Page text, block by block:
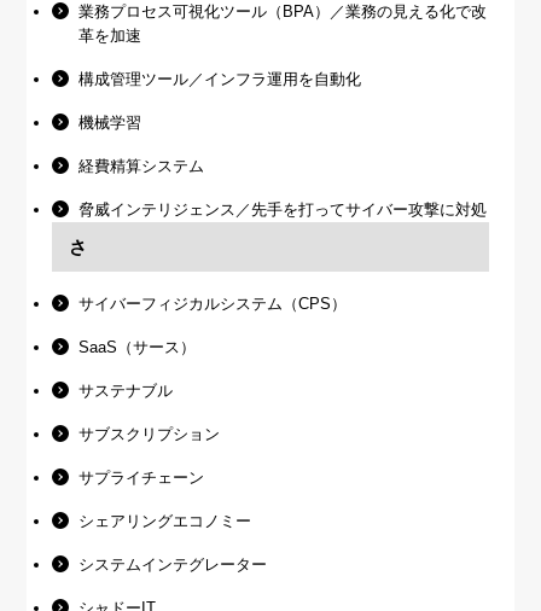
業務プロセス可視化ツール（BPA）／業務の見える化で改
革を加速
構成管理ツール／インフラ運用を自動化
機械学習
経費精算システム
脅威インテリジェンス／先手を打ってサイバー攻撃に対処
さ
サイバーフィジカルシステム（CPS）
SaaS（サース）
サステナブル
サブスクリプション
サプライチェーン
シェアリングエコノミー
システムインテグレーター